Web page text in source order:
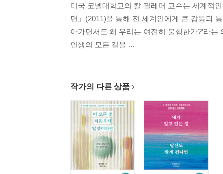
“그이가 떠나기 2주 전 밤에 이야기를 나눴어요.
짓더군요. 그리곤 이렇게 말했어요. ‘이렇게
사람이었죠.”
내가 얼마를 벌었는지 말하면 다들 못 믿을 걸.
거지.”
4장 등을 보고 자라는 아이: 건강한 아이로 키우는
“아이들은 나를 성숙하게 하고, 도전하게 하고,
예측할 수 없지. 아이들 없는 내 삶은 상상도 할
되지 않겠나!”
미국 코넬대학교의 칼 필레머 교수는 세계적
면』(2011)을 통해 전 세계인에게 큰 감동과
아가면서도 왜 우리는 여전히 불행한가?’라
인생의 모든 길을 ...
작가의 다른 상품